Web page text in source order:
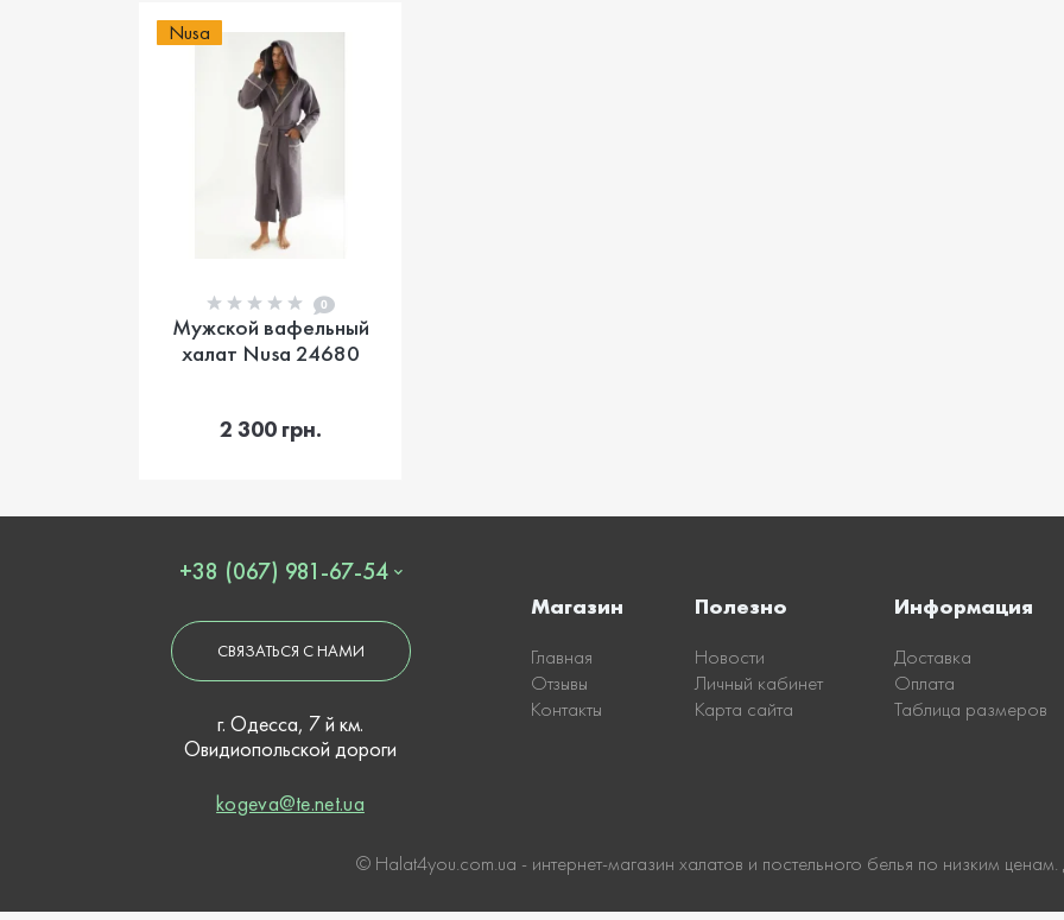
Nusa
0
Мужской вафельный
халат Nusa 24680
2 300 грн.
В корзину
+38 (067) 981-67-54
СВЯЗАТЬСЯ С НАМИ
г. Одесса, 7 й км.
Овидиопольской дороги
kogeva@te.net.ua
Магазин
Главная
Отзывы
Контакты
Полезно
Новости
Личный кабинет
Карта сайта
Информация
Доставка
Оплата
Таблица размеров
© Нalat4you.com.ua - интернет-магазин халатов и постельного белья по низким